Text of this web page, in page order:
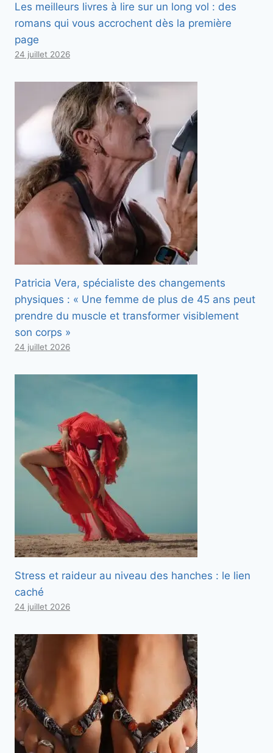
Les meilleurs livres à lire sur un long vol : des
romans qui vous accrochent dès la première
page
24 juillet 2026
Patricia Vera, spécialiste des changements
physiques : « Une femme de plus de 45 ans peut
prendre du muscle et transformer visiblement
son corps »
24 juillet 2026
Stress et raideur au niveau des hanches : le lien
caché
24 juillet 2026